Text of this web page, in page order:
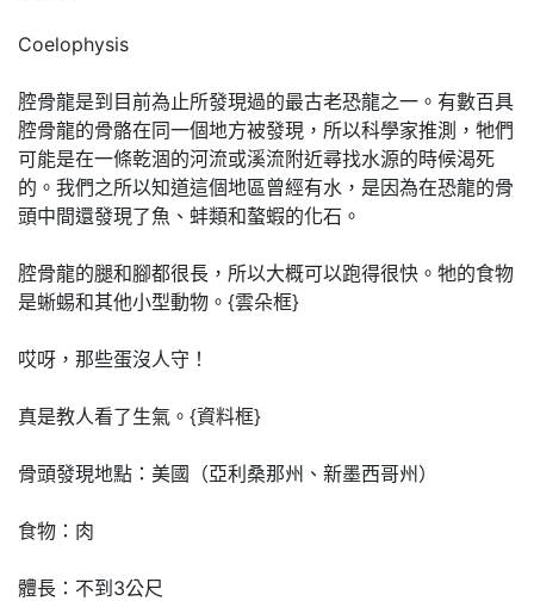
Coelophysis
腔骨龍是到目前為止所發現過的最古老恐龍之一。有數百具
腔骨龍的骨骼在同一個地方被發現，所以科學家推測，牠們
可能是在一條乾涸的河流或溪流附近尋找水源的時候渴死
的。我們之所以知道這個地區曾經有水，是因為在恐龍的骨
頭中間還發現了魚、蚌類和螯蝦的化石。
腔骨龍的腿和腳都很長，所以大概可以跑得很快。牠的食物
是蜥蜴和其他小型動物。{雲朵框}
哎呀，那些蛋沒人守！
真是教人看了生氣。{資料框}
骨頭發現地點：美國（亞利桑那州、新墨西哥州）
食物：肉
體長：不到3公尺